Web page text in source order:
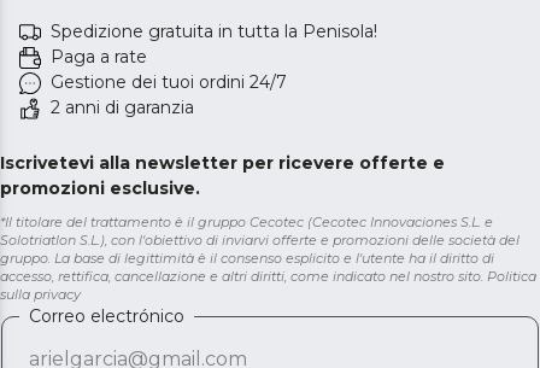
Spedizione gratuita in tutta la Penisola!
Paga a rate
Gestione dei tuoi ordini 24/7
2 anni di garanzia
Iscrivetevi alla newsletter per ricevere offerte e
promozioni esclusive.
*Il titolare del trattamento è il gruppo Cecotec (Cecotec Innovaciones S.L. e
Solotriatlon S.L.), con l'obiettivo di inviarvi offerte e promozioni delle società del
gruppo. La base di legittimità è il consenso esplicito e l'utente ha il diritto di
accesso, rettifica, cancellazione e altri diritti, come indicato nel nostro sito. Politica
sulla privacy
Correo electrónico